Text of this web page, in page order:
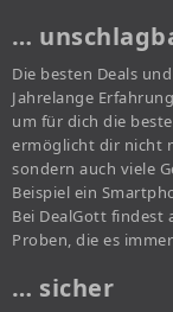
…
Die besten Deals
Jahrelange
um für dich die
ermöglicht dir nicht
sondern auch viele
Beispiel ein
Bei DealGott findest
Proben, die es
… sicher